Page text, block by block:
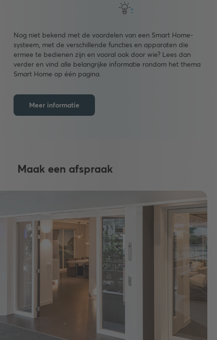
Nog niet bekend met de voordelen van een Smart Home-
systeem, met de verschillende functies en apparaten die
ermee te bedienen zijn en vooral ook door wie? Lees dan
verder en vind alle belangrijke informatie rondom het thema
Smart Home op één pagina.
Meer informatie
Maak een afspraak